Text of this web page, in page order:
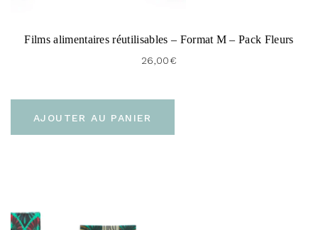
Films alimentaires réutilisables – Format M – Pack Fleurs
26,00€
AJOUTER AU PANIER